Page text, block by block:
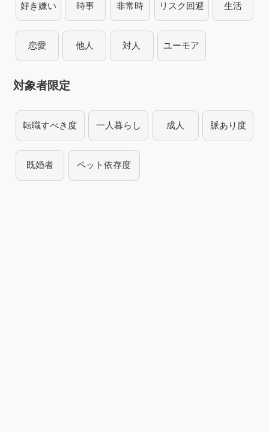
好き嫌い 時事 非常時 リスク回避 生活
恋愛 他人 対人 ユーモア
対象者限定
転職すべき度 一人暮らし 成人 脈あり度
既婚者 ペット依存度